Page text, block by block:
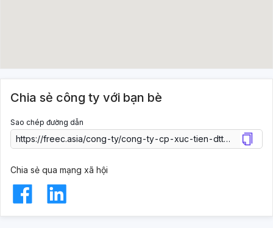
Chia sẻ công ty với bạn bè
Sao chép đường dẫn
Chia sẻ qua mạng xã hội